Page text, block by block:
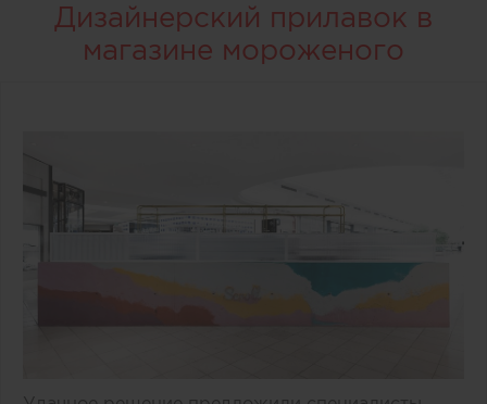
Дизайнерский прилавок в
магазине мороженого